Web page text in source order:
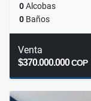
0Alcobas
0 Baños
Venta
$370.000.000COP